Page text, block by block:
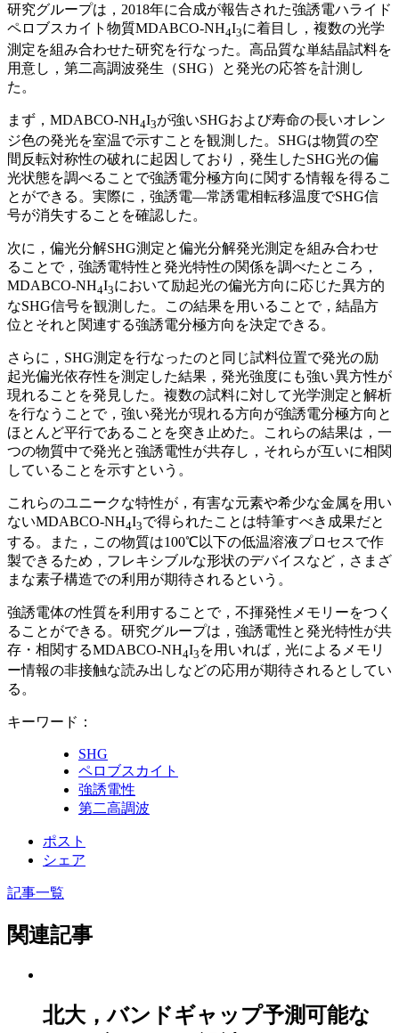
研究グループは，2018年に合成が報告された強誘電ハライド
ペロブスカイト物質MDABCO-NH4I3に着⽬し，複数の光学
測定を組み合わせた研究を⾏なった。⾼品質な単結晶試料を
⽤意し，第⼆⾼調波発⽣（SHG）と発光の応答を計測し
た。
まず，MDABCO-NH4I3が強いSHGおよび寿命の⻑いオレン
ジ⾊の発光を室温で⽰すことを観測した。SHGは物質の空
間反転対称性の破れに起因しており，発⽣したSHG光の偏
光状態を調べることで強誘電分極⽅向に関する情報を得るこ
とができる。実際に，強誘電―常誘電相転移温度でSHG信
号が消失することを確認した。
次に，偏光分解SHG測定と偏光分解発光測定を組み合わせ
ることで，強誘電特性と発光特性の関係を調べたところ，
MDABCO-NH4I3において励起光の偏光⽅向に応じた異⽅的
なSHG信号を観測した。この結果を⽤いることで，結晶⽅
位とそれと関連する強誘電分極⽅向を決定できる。
さらに，SHG測定を⾏なったのと同じ試料位置で発光の励
起光偏光依存性を測定した結果，発光強度にも強い異⽅性が
現れることを発⾒した。複数の試料に対して光学測定と解析
を⾏なうことで，強い発光が現れる⽅向が強誘電分極⽅向と
ほとんど平⾏であることを突き⽌めた。これらの結果は，⼀
つの物質中で発光と強誘電性が共存し，それらが互いに相関
していることを⽰すという。
これらのユニークな特性が，有害な元素や希少な⾦属を⽤い
ないMDABCO-NH4I3で得られたことは特筆すべき成果だと
する。また，この物質は100℃以下の低温溶液プロセスで作
製できるため，フレキシブルな形状のデバイスなど，さまざ
まな素⼦構造での利⽤が期待されるという。
強誘電体の性質を利⽤することで，不揮発性メモリーをつく
ることができる。研究グループは，強誘電性と発光特性が共
存・相関するMDABCO-NH4I3 を⽤いれば，光によるメモリ
ー情報の⾮接触な読み出しなどの応⽤が期待されるとしてい
る。
キーワード：
SHG
ペロブスカイト
強誘電性
第二高調波
ポスト
シェア
記事一覧
関連記事
北大，バンドギャップ予測可能な